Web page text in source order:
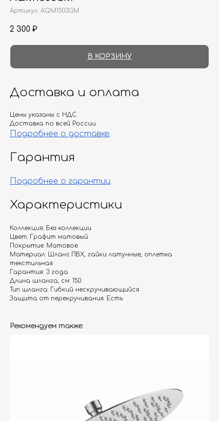
Артикул: AQM1503GM
2 300 ₽
В КОРЗИНУ
Доставка и оплата
Цены указаны с НДС
Доставка по всей России
Подробнее о доставке.
Гарантия
Подробнее о гарантии.
Характеристики
Коллекция: Без коллекции
Цвет: Графит матовый
Покрытие: Матовое
Материал: Шланг ПВХ, гайки латунные, оплетка
текстильная
Гарантия: 3 года
Длина шланга, см: 150
Тип шланга: Гибкий нескручивающийся
Защита от перекручивания: Есть
Рекомендуем также:
Доставка и оплата